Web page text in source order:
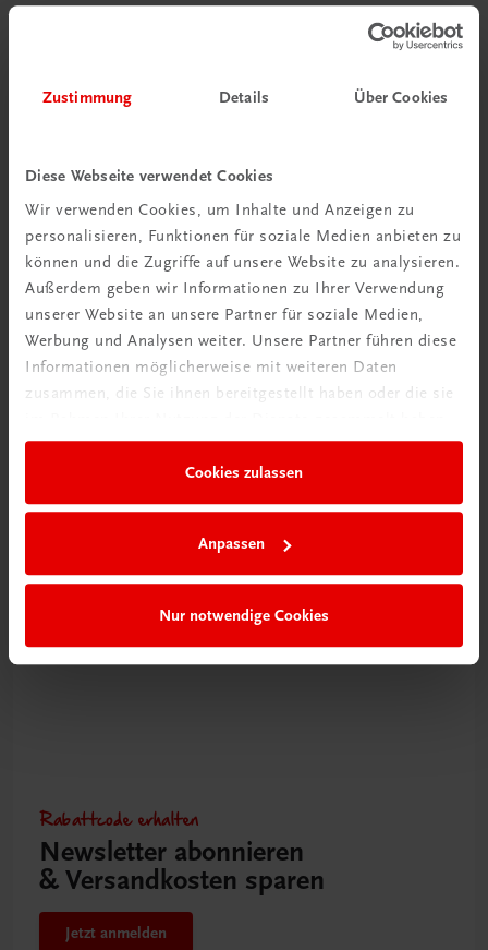
Zustimmung Details Über Cookies
Diese Webseite verwendet Cookies
Wir verwenden Cookies, um Inhalte und Anzeigen zu
personalisieren, Funktionen für soziale Medien anbieten zu
können und die Zugriffe auf unsere Website zu analysieren.
Außerdem geben wir Informationen zu Ihrer Verwendung
unserer Website an unsere Partner für soziale Medien,
Werbung und Analysen weiter. Unsere Partner führen diese
Informationen möglicherweise mit weiteren Daten
zusammen, die Sie ihnen bereitgestellt haben oder die sie
Cookies zulassen
Anpassen
Nur notwendige Cookies
Sachbuch
Gschmackig durchs Jahr
Rabattcode erhalten
Newsletter abonnieren
& Versandkosten sparen
Jetzt anmelden